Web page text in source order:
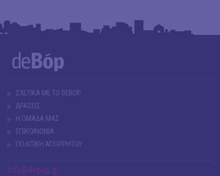
ΣΧΕΤΙΚΑ ΜΕ ΤΟ DEBOP
ΔΡΑΣΕΙΣ
Η ΟΜΑΔΑ ΜΑΣ
ΕΠΙΚΟΙΝΩΝΙΑ
ΠΟΛΙΤΙΚΗ ΑΠΟΡΡΗΤΟΥ
info@debop.gr